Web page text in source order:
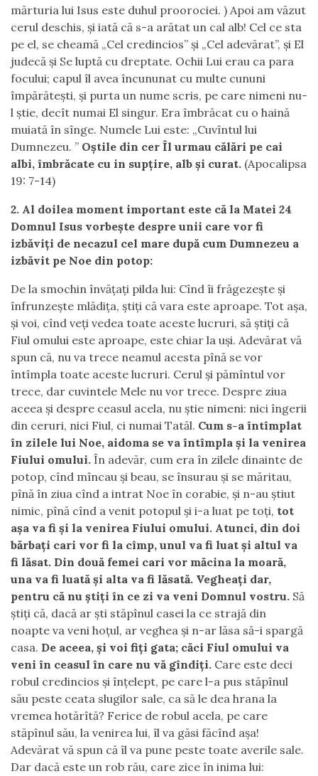
mărturia lui Isus este duhul proorociei. ) Apoi am văzut
cerul deschis, şi iată că s-a arătat un cal alb! Cel ce sta
pe el, se cheamă „Cel credincios” şi „Cel adevărat”, şi El
judecă şi Se luptă cu dreptate. Ochii Lui erau ca para
focului; capul îl avea încununat cu multe cununi
împărăteşti, şi purta un nume scris, pe care nimeni nu-
l ştie, decît numai El singur. Era îmbrăcat cu o haină
muiată în sînge. Numele Lui este: „Cuvîntul lui
Dumnezeu. ” Oştile din cer Îl urmau călări pe cai
albi, îmbrăcate cu in supţire, alb şi curat. (Apocalipsa
19: 7-14)
2. Al doilea moment important este că la Matei 24
Domnul Isus vorbește despre unii care vor fi
izbăviți de necazul cel mare după cum Dumnezeu a
izbăvit pe Noe din potop:
De la smochin învăţaţi pilda lui: Cînd îi frăgezeşte şi
înfrunzeşte mlădiţa, ştiţi că vara este aproape. Tot aşa,
şi voi, cînd veţi vedea toate aceste lucruri, să ştiţi că
Fiul omului este aproape, este chiar la uşi. Adevărat vă
spun că, nu va trece neamul acesta pînă se vor
întîmpla toate aceste lucruri. Cerul şi pămîntul vor
trece, dar cuvintele Mele nu vor trece. Despre ziua
aceea şi despre ceasul acela, nu ştie nimeni: nici îngerii
din ceruri, nici Fiul, ci numai Tatăl. Cum s-a întîmplat
în zilele lui Noe, aidoma se va întîmpla şi la venirea
Fiului omului. În adevăr, cum era în zilele dinainte de
potop, cînd mîncau şi beau, se însurau şi se măritau,
pînă în ziua cînd a intrat Noe în corabie, şi n-au ştiut
nimic, pînă cînd a venit potopul şi i-a luat pe toţi, tot
aşa va fi şi la venirea Fiului omului. Atunci, din doi
bărbaţi cari vor fi la cîmp, unul va fi luat şi altul va
fi lăsat. Din două femei cari vor măcina la moară,
una va fi luată şi alta va fi lăsată. Vegheaţi dar,
pentru că nu ştiţi în ce zi va veni Domnul vostru. Să
ştiţi că, dacă ar şti stăpînul casei la ce strajă din
noapte va veni hoţul, ar veghea şi n-ar lăsa să-i spargă
casa. De aceea, şi voi fiţi gata; căci Fiul omului va
veni în ceasul în care nu vă gîndiţi. Care este deci
robul credincios şi înţelept, pe care l-a pus stăpînul
său peste ceata slugilor sale, ca să le dea hrana la
vremea hotărîtă? Ferice de robul acela, pe care
stăpînul său, la venirea lui, îl va găsi făcînd aşa!
Adevărat vă spun că îl va pune peste toate averile sale.
Dar dacă este un rob rău, care zice în inima lui: